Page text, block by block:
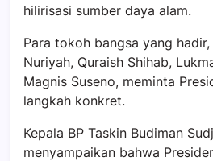
hilirisasi sumber daya alam.
Para tokoh bangsa yang
Nuriyah, Quraish Shihab,
Magnis Suseno, meminta
langkah konkret.
Kepala BP Taskin Budiman
menyampaikan bahwa